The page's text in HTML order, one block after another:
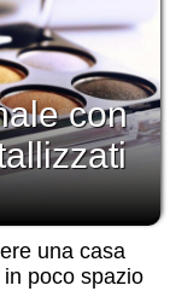
con
una casa
poco spazio